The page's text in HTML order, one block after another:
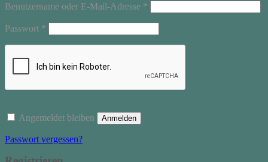
Benutzername oder E-Mail-Adresse *
Passwort *
Angemeldet bleiben Anmelden
Passwort vergessen?